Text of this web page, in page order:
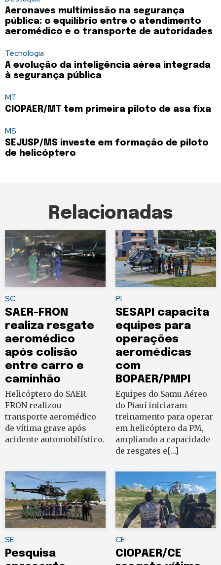
Aeronaves multimissão na segurança
pública: o equilíbrio entre o atendimento
aeromédico e o transporte de autoridades
Tecnologia
A evolução da inteligência aérea integrada
à segurança pública
MT
CIOPAER/MT tem primeira piloto de asa fixa
MS
SEJUSP/MS investe em formação de piloto
de helicóptero
Relacionadas
SC
SAER-FRON
realiza resgate
aeromédico
após colisão
entre carro e
caminhão
Helicóptero do SAER-
FRON realizou
transporte aeromédico
de vítima grave após
acidente automobilístico.
PI
SESAPI capacita
equipes para
operações
aeromédicas
com
BOPAER/PMPI
Equipes do Samu Aéreo
do Piauí iniciaram
treinamento para operar
em helicóptero da PM,
ampliando a capacidade
de resgates e[…]
SE
Pesquisa
CE
CIOPAER/CE